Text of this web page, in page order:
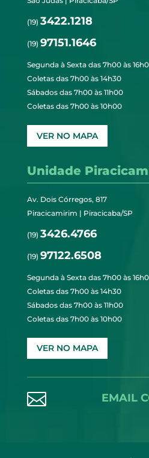
(19) 3422.1218
(19) 97151.1646
Segunda à Sexta das 7h00 às
Coletas das 7h00 às 14h30
Sábados das 7h00 às 11h00
Coletas das 7h00 às 10h00
VER NO MAPA
Unidade
Av. Dois Córregos, 817
Piracicamirim | Piracicaba/SP
(19) 3426.4766
(19) 97122.6508
Segunda à Sexta das 7h00 às
Coletas das 7h00 às 14h30
Sábados das 7h00 às 11h00
Coletas das 7h00 às 10h00
VER NO MAPA
 EMAIL